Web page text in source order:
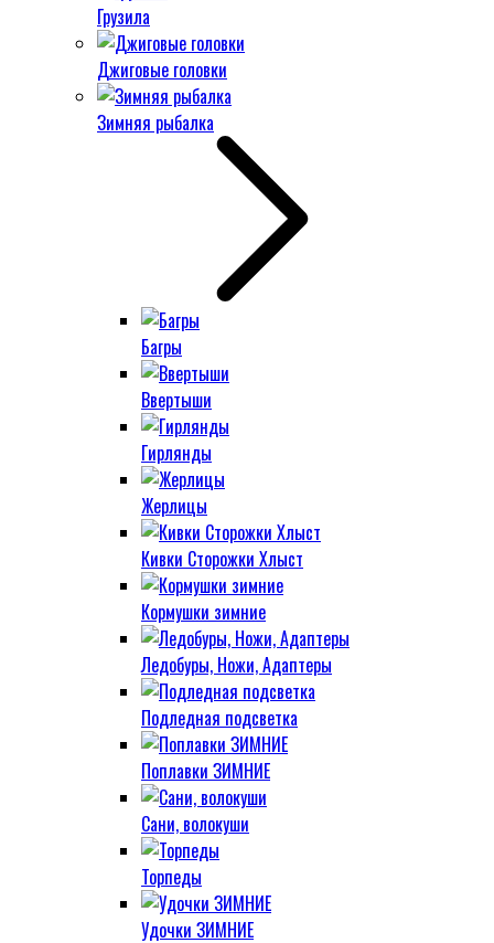
Грузила
Джиговые головки
Зимняя рыбалка
Багры
Ввертыши
Гирлянды
Жерлицы
Кивки Сторожки Хлыст
Кормушки зимние
Ледобуры, Ножи, Адаптеры
Подледная подсветка
Поплавки ЗИМНИЕ
Сани, волокуши
Торпеды
Удочки ЗИМНИЕ